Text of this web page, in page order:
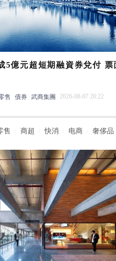
5億元超短期融資券兌付 票
售 債券 武商集團 2026-08-07 20:22
售 商超 快消 电商 奢侈品